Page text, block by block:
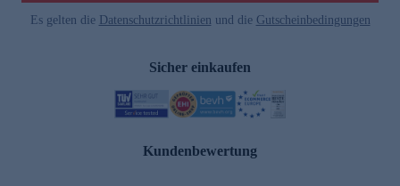
Es gelten die Datenschutzrichtlinien und die Gutscheinbedingungen
Sicher einkaufen
Kundenbewertung